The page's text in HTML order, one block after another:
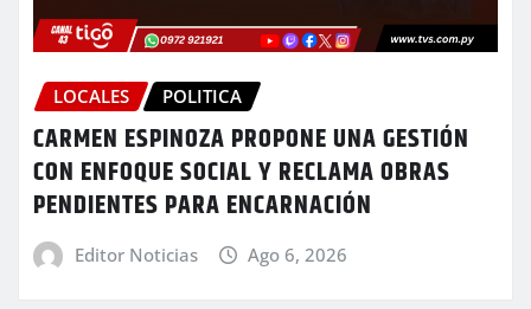
LOCALES POLITICA
CARMEN ESPINOZA PROPONE UNA GESTIÓN
CON ENFOQUE SOCIAL Y RECLAMA OBRAS
PENDIENTES PARA ENCARNACIÓN
Editor Noticias Ago 6, 2026